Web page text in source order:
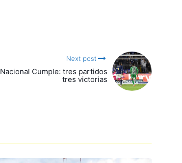
Next post
Nacional Cumple: tres partidos
tres victorias